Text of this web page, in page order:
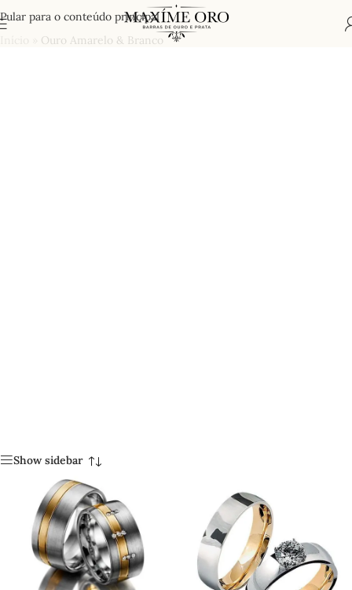
Pular para o conteúdo principal
Ouro Amarelo & Branco
Show sidebar